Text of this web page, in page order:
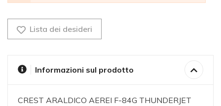
Lista dei desideri
Informazioni sul prodotto
CREST ARALDICO AEREI F-84G THUNDERJET